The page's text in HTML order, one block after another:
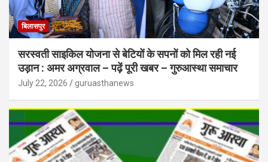
बिलासपुर
सरस्वती साइकिल योजना से बेटियों के सपनों को मिल रही नई
उड़ान : अमर अग्रवाल – पढ़ें पूरी खबर – गुरुआस्था समाचार
July 22, 2026 guruasthanews